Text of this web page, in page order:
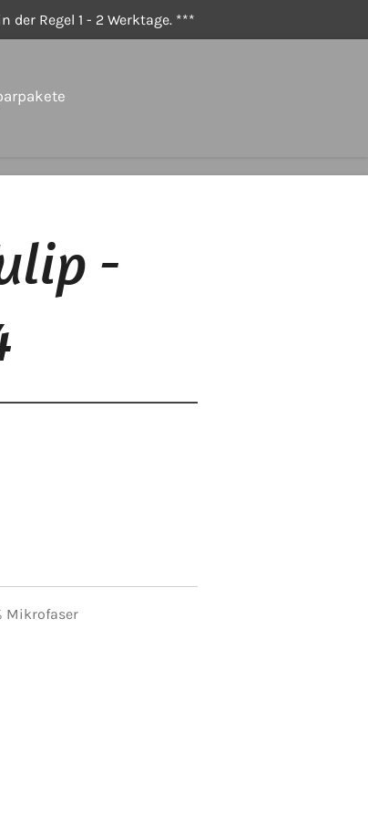
der Regel 1 - 2 Werktage. ***
-
Mikrofaser